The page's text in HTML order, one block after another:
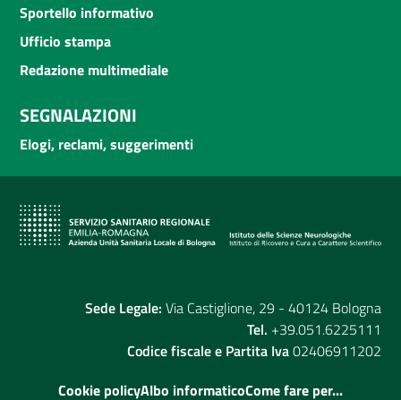
Sportello informativo
Ufficio stampa
Redazione multimediale
SEGNALAZIONI
Elogi, reclami, suggerimenti
Sede Legale: Via Castiglione, 29 - 40124 Bologna
Tel. +39.051.6225111
Codice fiscale e Partita Iva02406911202
Cookie policyAlbo informaticoCome fare per...